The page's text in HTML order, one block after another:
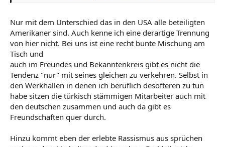
saßen nur Deutsche und wiederum an einem anderen
saßen 3 Iraker zusammen.
Nun kann man ja davon ausgehen... dass keiner mit den
anderen zusammensitzen will... weil rassistisches
Denken dahinter steckt... es kann aber auch sein, dass
sich Leute aus gleicher ethnischen Herkunft gerne
zusammensetzen... man spricht eine Sprache... man
kommt aus einem Land... man kann in seiner nativen
Sprache miteinander kommunizieren...
Ich glaube dass in vielen Fällen nicht mal rassistisches
Verhalten dahintersteckt.
Nur mit dem Unterschied das in den USA alle beteiligten
Amerikaner sind. Auch kenne ich eine derartige Trennung
von hier nicht. Bei uns ist eine recht bunte Mischung am
Tisch und
auch im Freundes und Bekanntenkreis gibt es nicht die
Tendenz "nur" mit seines gleichen zu verkehren. Selbst in
den Werkhallen in denen ich beruflich desöfteren zu tun
habe sitzen die türkisch stämmigen Mitarbeiter auch mit
den deutschen zusammen und auch da gibt es
Freundschaften quer durch.
Hinzu kommt eben der erlebte Rassismus aus sprüchen